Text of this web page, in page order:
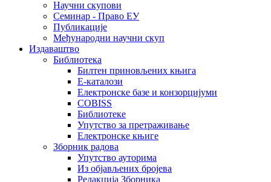
Научни скупови
Семинар - Право ЕУ
Публикације
Међународни научни скуп
Издаваштво
Библиотека
Билтен приновљених књига
Е-каталози
Електронске базе и конзорцијуми
COBISS
Библиотеке
Упутство за претраживање
Електронске књиге
Зборник радова
Упутство ауторима
Из објављених бројева
Редакција Зборника